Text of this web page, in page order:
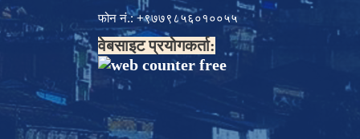
फोन नं.: ‍‌+९७७९८५६०१००५५
वेबसाइट प्रयोगकर्ता: